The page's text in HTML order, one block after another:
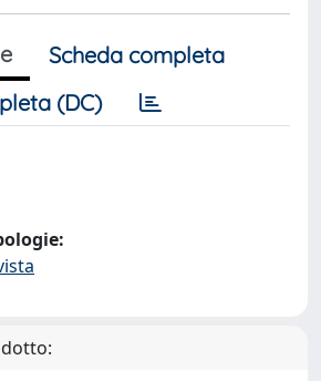
Scheda completa
(DC)